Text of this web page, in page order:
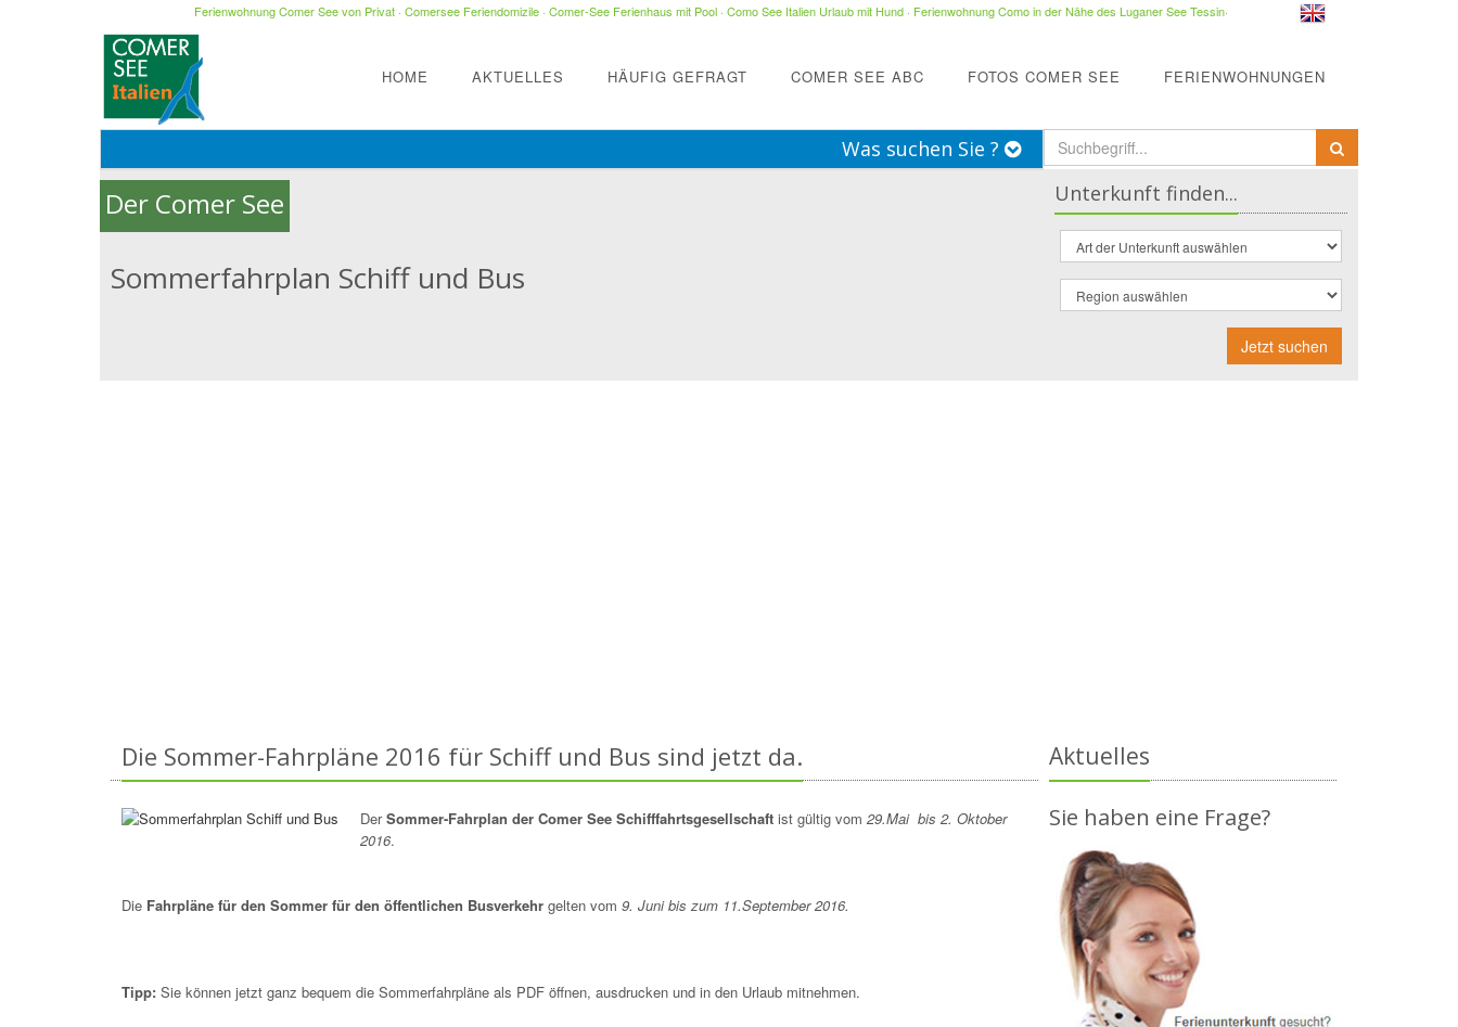
Ferienwohnung Comer See von Privat· Comersee Feriendomizile· Comer-See Ferienhaus mit Pool· Como See Italien Urlaub mit Hund· Ferienwohnung Como in der Nähe des Luganer See Tessin·
HOME AKTUELLES HÄUFIG GEFRAGT COMER SEE ABC FOTOS COMER SEE FERIENWOHNUNGEN
Was suchen Sie ?
Der Comer See
Sommerfahrplan Schiff und Bus
Unterkunft finden...
Jetzt suchen
Die Sommer-Fahrpläne 2016 für Schiff und Bus sind jetzt da.
DerSommer-Fahrplan der Comer See Schifffahrtsgesellschaft ist gültig vom 29.Mai bis 2. Oktober
2016.
Die Fahrpläne für den Sommer für den öffentlichen Busverkehr gelten vom 9. Juni bis zum 11.September 2016.
Tipp: Sie können jetzt ganz bequem die Sommerfahrpläne als PDF öffnen, ausdrucken und in den Urlaub mitnehmen.
Aktuelles
Sie haben eine Frage?